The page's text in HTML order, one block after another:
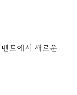
트에서 새로운